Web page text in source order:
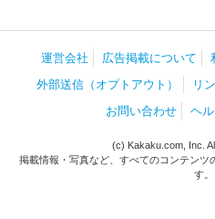
運営会社 広告掲載について
外部送信（オプトアウト）
リ
お問い合わせ
ヘ
(c) Kakaku.com, Inc.
掲載情報・写真など、すべてのコンテンツ
す。